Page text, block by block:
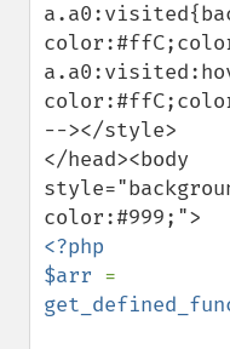
--></style>
</head><body
<?php
$arr